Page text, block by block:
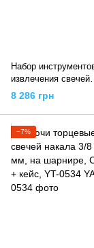
Набор
извлечения свечей
накаливания и
резьбы. (4054 JTC)
8 286 грн
−7%